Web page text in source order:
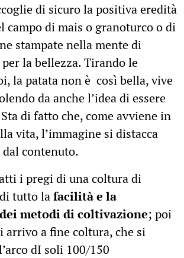
di sicuro la positiva eredità
campo di mais o granoturco o di
stampate nella mente di
la bellezza. Tirando le
la patata non è così bella, vive
da anche l’idea di essere
Sta di fatto che, come avviene in
vita, l’immagine si distacca
contenuto.
i pregi di una coltura di
tutto lafacilità e la
metodi di coltivazione; poi
arrivo a fine coltura, che si
dI soli 100/150